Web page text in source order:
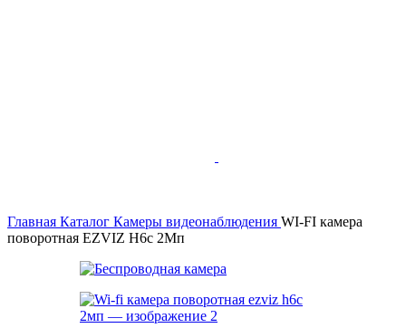
Главная Каталог Камеры видеонаблюдения WI-FI камера
поворотная EZVIZ H6c 2Мп